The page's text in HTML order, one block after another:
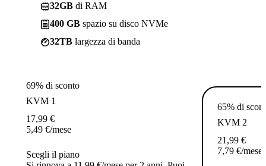
32GB di RAM
400 GB spazio su disco NVMe
32TB largezza di banda
69% di sconto
KVM 1
17,99 €
5,49 €/mese
Scegli il piano
65% di
KVM 2
21,99 €
7,79 €/mese